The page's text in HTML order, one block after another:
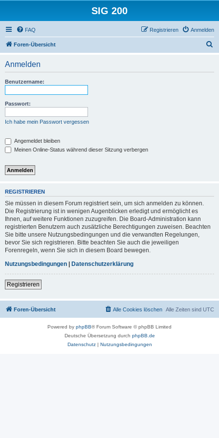
SIG 200
FAQ Anmelden
Registrieren
Foren-Übersicht
Anmelden
Benutzername:
Passwort:
Ich habe mein Passwort vergessen
Angemeldet bleiben
Meinen Online-Status während dieser Sitzung verbergen
REGISTRIEREN
Sie müssen in diesem Forum registriert sein, um sich anmelden zu können.
Die Registrierung ist in wenigen Augenblicken erledigt und ermöglicht es
Ihnen, auf weitere Funktionen zuzugreifen. Die Board-Administration kann
registrierten Benutzern auch zusätzliche Berechtigungen zuweisen. Beachten
Sie bitte unsere Nutzungsbedingungen und die verwandten Regelungen,
bevor Sie sich registrieren. Bitte beachten Sie auch die jeweiligen
Forenregeln, wenn Sie sich in diesem Board bewegen.
Nutzungsbedingungen | Datenschutzerklärung
Registrieren
Foren-Übersicht Alle Zeiten sind UTC
Alle Cookies löschen
Powered by phpBB® Forum Software © phpBB Limited
Deutsche Übersetzung durch phpBB.de
Datenschutz| Nutzungsbedingungen